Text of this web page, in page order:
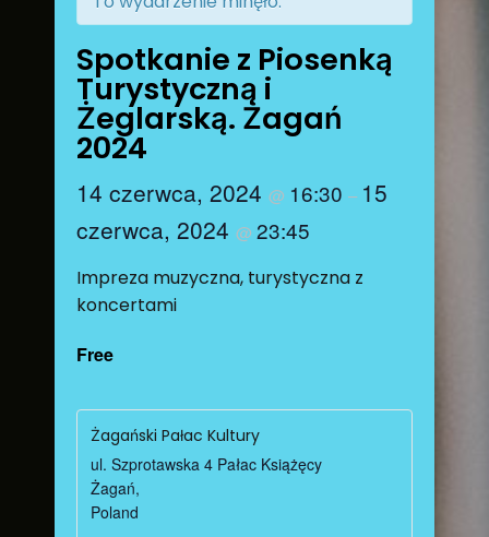
Spotkanie z Piosenką
Turystyczną i
Żeglarską. Żagań
2024
14 czerwca, 2024 @ 16:30 – 15
czerwca, 2024 @ 23:45
Impreza muzyczna, turystyczna z
koncertami
Free
Żagański Pałac Kultury
ul. Szprotawska 4 Pałac Książęcy
Żagań,
Poland